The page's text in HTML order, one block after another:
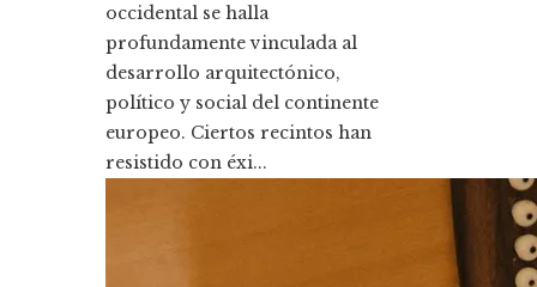
occidental se halla
profundamente vinculada al
desarrollo arquitectónico,
político y social del continente
europeo. Ciertos recintos han
resistido con éxi...